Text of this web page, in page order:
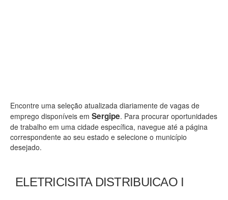
Encontre uma seleção atualizada diariamente de vagas de
emprego disponíveis em Sergipe. Para procurar oportunidades
de trabalho em uma cidade específica, navegue até a página
correspondente ao seu estado e selecione o município
desejado.
ELETRICISITA DISTRIBUICAO I